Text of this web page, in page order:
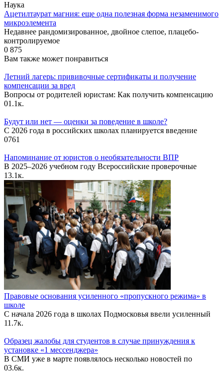
Наука
Ацетилтаурат магния: еще одна полезная форма незаменимого
микроэлемента
Недавнее рандомизированное, двойное слепое, плацебо-
контролируемое
0 875
Вам также может понравиться
Летний лагерь: прививочные сертификаты и получение
компенсации за вред
Вопросы от родителей юристам: Как получить компенсацию
01.1к.
Будут или нет — оценки за поведение в школе?
С 2026 года в российских школах планируется введение
0761
Напоминание от юристов о необязательности ВПР
В 2025–2026 учебном году Всероссийские проверочные
13.1к.
Правовые основания усиленного «пропускного режима» в
школе
С начала 2026 года в школах Подмосковья ввели усиленный
11.7к.
Образец жалобы для студентов в случае принуждения к
установке «1 мессенджера»
В СМИ уже в марте появлялось несколько новостей по
03.6к.